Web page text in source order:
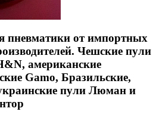
пневматики от импортных
Чешские пули
американские
Gamo, Бразильские,
пули Люман и